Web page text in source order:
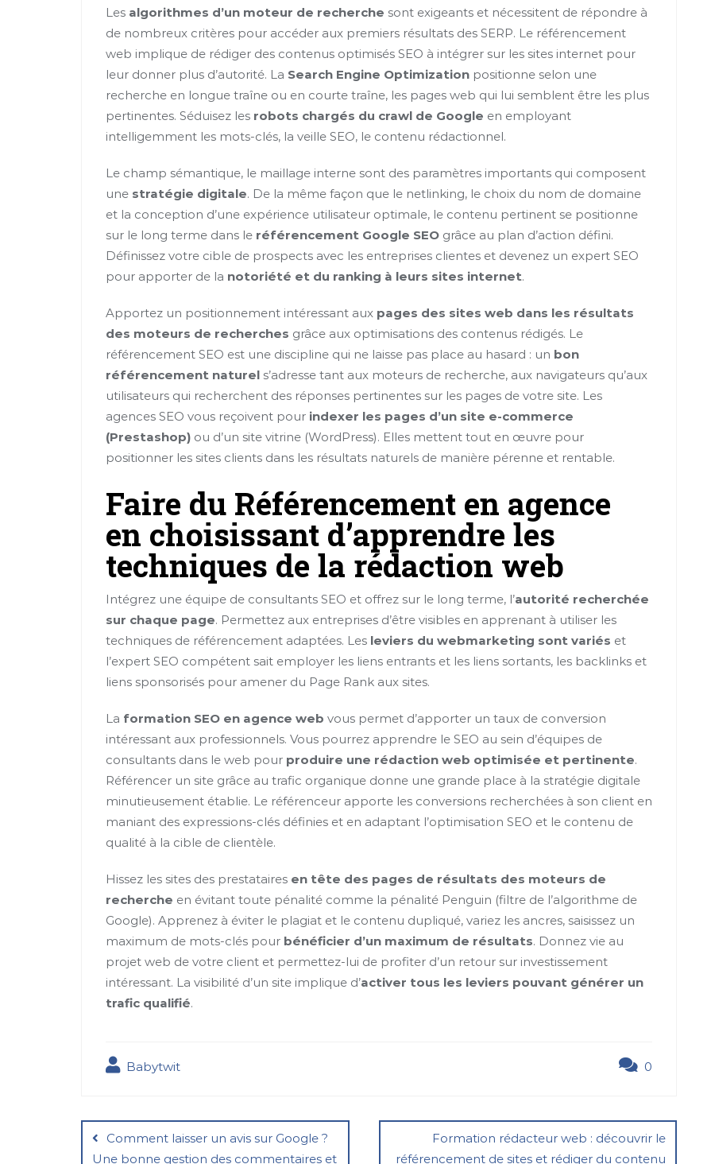
Les algorithmes d’un moteur de recherche sont exigeants et nécessitent de répondre à
de nombreux critères pour accéder aux premiers résultats des SERP. Le référencement
web implique de rédiger des contenus optimisés SEO à intégrer sur les sites internet pour
leur donner plus d’autorité. La Search Engine Optimization positionne selon une
recherche en longue traîne ou en courte traîne, les pages web qui lui semblent être les plus
pertinentes. Séduisez les robots chargés du crawl de Google en employant
intelligemment les mots-clés, la veille SEO, le contenu rédactionnel.
Le champ sémantique, le maillage interne sont des paramètres importants qui composent
une stratégie digitale. De la même façon que le netlinking, le choix du nom de domaine
et la conception d’une expérience utilisateur optimale, le contenu pertinent se positionne
sur le long terme dans le référencement Google SEO grâce au plan d’action défini.
Définissez votre cible de prospects avec les entreprises clientes et devenez un expert SEO
pour apporter de la notoriété et du ranking à leurs sites internet.
Apportez un positionnement intéressant aux pages des sites web dans les résultats
des moteurs de recherches grâce aux optimisations des contenus rédigés. Le
référencement SEO est une discipline qui ne laisse pas place au hasard : un bon
référencement naturel s’adresse tant aux moteurs de recherche, aux navigateurs qu’aux
utilisateurs qui recherchent des réponses pertinentes sur les pages de votre site. Les
agences SEO vous reçoivent pour indexer les pages d’un site e-commerce
(Prestashop) ou d’un site vitrine (WordPress). Elles mettent tout en œuvre pour
positionner les sites clients dans les résultats naturels de manière pérenne et rentable.
Faire du Référencement en agence
en choisissant d’apprendre les
techniques de la rédaction web
Intégrez une équipe de consultants SEO et offrez sur le long terme, l’autorité recherchée
sur chaque page. Permettez aux entreprises d’être visibles en apprenant à utiliser les
techniques de référencement adaptées. Les leviers du webmarketing sont variés et
l’expert SEO compétent sait employer les liens entrants et les liens sortants, les backlinks et
liens sponsorisés pour amener du Page Rank aux sites.
La formation SEO en agence web vous permet d’apporter un taux de conversion
intéressant aux professionnels. Vous pourrez apprendre le SEO au sein d’équipes de
consultants dans le web pour produire une rédaction web optimisée et pertinente.
Référencer un site grâce au trafic organique donne une grande place à la stratégie digitale
minutieusement établie. Le référenceur apporte les conversions recherchées à son client en
maniant des expressions-clés définies et en adaptant l’optimisation SEO et le contenu de
qualité à la cible de clientèle.
Hissez les sites des prestataires en tête des pages de résultats des moteurs de
recherche en évitant toute pénalité comme la pénalité Penguin (filtre de l’algorithme de
Google). Apprenez à éviter le plagiat et le contenu dupliqué, variez les ancres, saisissez un
maximum de mots-clés pour bénéficier d’un maximum de résultats. Donnez vie au
projet web de votre client et permettez-lui de profiter d’un retour sur investissement
intéressant. La visibilité d’un site implique d’activer tous les leviers pouvant générer un
trafic qualifié.
Babytwit 0
Navigation
deComment laisser un avis sur Google ?
Une bonne gestion des commentaires et
Formation rédacteur web : découvrir le
référencement de sites et rédiger du contenu